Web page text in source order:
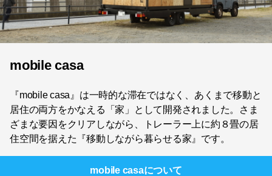
mobile casa
『mobile casa』は一時的な滞在ではなく、あくまで移動と
居住の両方をかなえる「家」として開発されました。さま
ざまな要因をクリアしながら、トレーラー上に約８畳の居
住空間を据えた『移動しながら暮らせる家』です。
mobile casaについて